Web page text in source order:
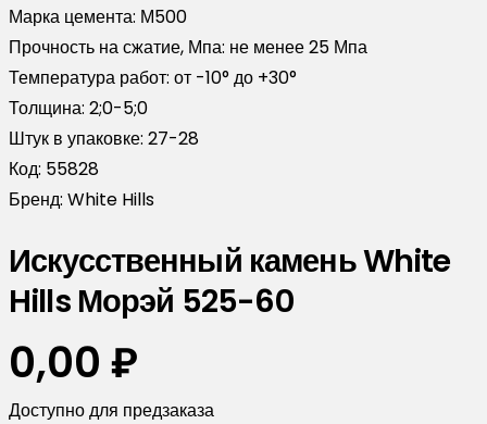
Марка цемента: М500
Прочность на сжатие, Мпа: не менее 25 Мпа
Температура работ: от -10° до +30°
Толщина: 2;0-5;0
Штук в упаковке: 27-28
Код: 55828
Бренд: White Hills
Искусственный камень White
Hills Морэй 525-60
0,00 ₽
Доступно для предзаказа